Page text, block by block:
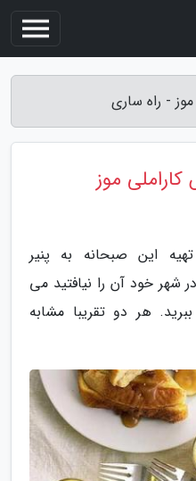
- راه ساری
موز
این صبحانه به پنیر
شهر خود آن را نیافتید می
هر دو تقریبا مشابه